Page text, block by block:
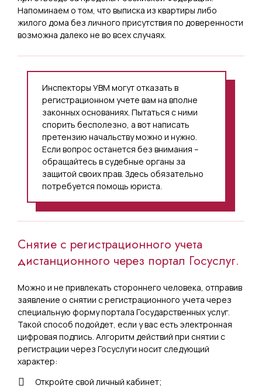
Напоминаем о том, что выписка из квартиры либо
жилого дома без личного присутствия по доверенности
возможна далеко не во всех случаях.
Инспекторы УВМ могут отказать в
регистрационном учете вам на вполне
законных основаниях. Пытаться с ними
спорить бесполезно, а вот написать
претензию начальству можно и нужно.
Если вопрос останется без внимания –
обращайтесь в судебные органы за
защитой своих прав. Здесь обязательно
потребуется помощь юриста.
Снятие с регистрационного учета
дистанционного через портал Госуслуг.
Можно и не привлекать стороннего человека, отправив
заявление о снятии с регистрационного учета через
специальную форму портала Государственных услуг.
Такой способ подойдет, если у вас есть электронная
цифровая подпись. Алгоритм действий при снятии с
регистрации через Госуслуги носит следующий
характер:
Откройте свой личный кабинет;